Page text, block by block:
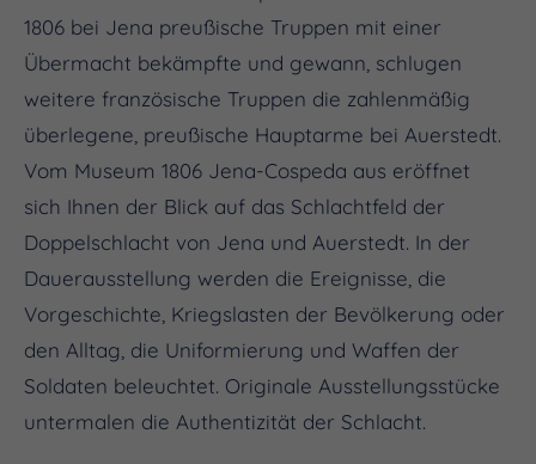
1806 bei Jena preußische Truppen mit einer
Übermacht bekämpfte und gewann, schlugen
weitere französische Truppen die zahlenmäßig
überlegene, preußische Hauptarme bei Auerstedt.
Vom Museum 1806 Jena-Cospeda aus eröffnet
sich Ihnen der Blick auf das Schlachtfeld der
Doppelschlacht von Jena und Auerstedt. In der
Dauerausstellung werden die Ereignisse, die
Vorgeschichte, Kriegslasten der Bevölkerung oder
den Alltag, die Uniformierung und Waffen der
Soldaten beleuchtet. Originale Ausstellungsstücke
untermalen die Authentizität der Schlacht.